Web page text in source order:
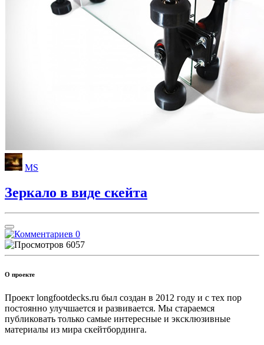
MS
Зеркало в виде скейта
0
6057
О проекте
Проект longfootdecks.ru был создан в 2012 году и с тех пор
постоянно улучшается и развивается. Мы стараемся
публиковать только самые интересные и эксклюзивные
материалы из мира скейтбординга.